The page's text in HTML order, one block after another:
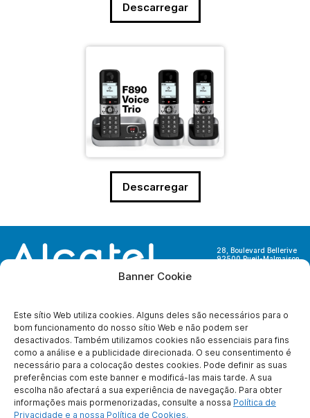
Banner Cookie
Este sítio Web utiliza cookies. Alguns deles são necessários para o
bom funcionamento do nosso sítio Web e não podem ser
desactivados. Também utilizamos cookies não essenciais para fins
como a análise e a publicidade direcionada. O seu consentimento é
necessário para a colocação destes cookies. Pode definir as suas
preferências com este banner e modificá-las mais tarde. A sua
escolha não afectará a sua experiência de navegação. Para obter
informações mais pormenorizadas, consulte a nossa Política de
Privacidade e a nossa Política de Cookies.
Descarregar
Descarregar
28, Boulevard Bellerive
92500 Rueil-Malmaison
SOBRE NÓS
Quem somos nós ?
Para se tornar
parceiro
Contate-nos